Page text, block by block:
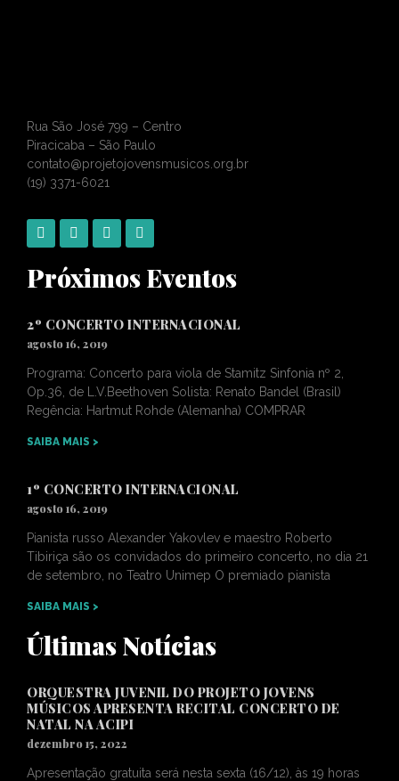
Rua São José 799 – Centro
Piracicaba – São Paulo
contato@projetojovensmusicos.org.br
(19) 3371-6021
Próximos Eventos
2º CONCERTO INTERNACIONAL
agosto 16, 2019
Programa: Concerto para viola de Stamitz Sinfonia nº 2,
Op.36, de L.V.Beethoven Solista: Renato Bandel (Brasil)
Regência: Hartmut Rohde (Alemanha) COMPRAR
SAIBA MAIS >
1º CONCERTO INTERNACIONAL
agosto 16, 2019
Pianista russo Alexander Yakovlev e maestro Roberto
Tibiriça são os convidados do primeiro concerto, no dia 21
de setembro, no Teatro Unimep O premiado pianista
SAIBA MAIS >
Últimas Notícias
ORQUESTRA JUVENIL DO PROJETO JOVENS
MÚSICOS APRESENTA RECITAL CONCERTO DE
NATAL NA ACIPI
dezembro 15, 2022
Apresentação gratuita será nesta sexta (16/12), às 19 horas